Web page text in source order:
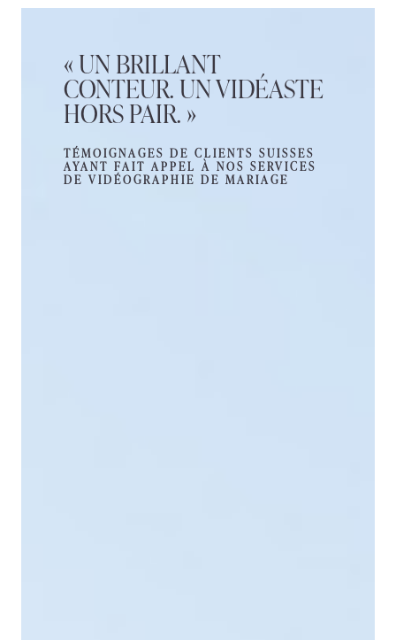
« UN BRILLANT
CONTEUR. UN VIDÉASTE
HORS PAIR. »
TÉMOIGNAGES DE CLIENTS SUISSES
AYANT FAIT APPEL À NOS SERVICES
DE VIDÉOGRAPHIE DE MARIAGE